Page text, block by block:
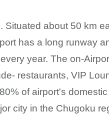
Situated about 50 km
has a long runway
year. The on-
restaurants, VIP
of airport's
city in the Chugoku